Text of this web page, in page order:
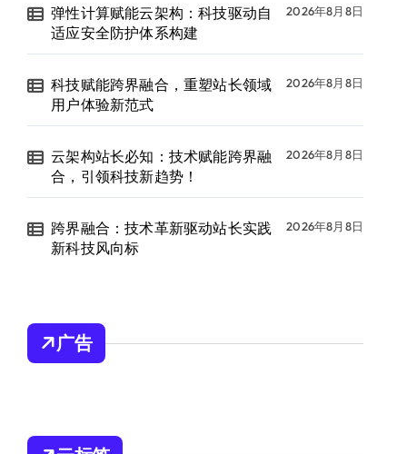
弹性计算赋能云架构：科技驱动自
适应安全防护体系构建
2026年8月8日
科技赋能跨界融合，重塑站长领域
用户体验新范式
2026年8月8日
云架构站长必知：技术赋能跨界融
合，引领科技新趋势！
2026年8月8日
跨界融合：技术革新驱动站长实践
新科技风向标
2026年8月8日
广告